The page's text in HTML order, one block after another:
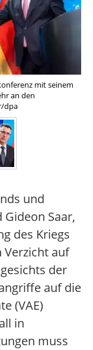
mit seinem
an den
dpa
und
Gideon Saar,
des Kriegs
Verzicht auf
der
auf die
(VAE)
in
muss